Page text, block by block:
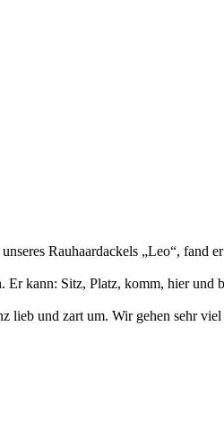
Rauhaardackels „Leo“, fand
Er kann: Sitz, Platz, komm, hier und
lieb und zart um. Wir gehen sehr